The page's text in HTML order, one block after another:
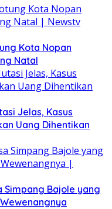
Kota Nopan
Natal
Jelas, Kasus
Uang Dihentikan
Simpang Bajole yang